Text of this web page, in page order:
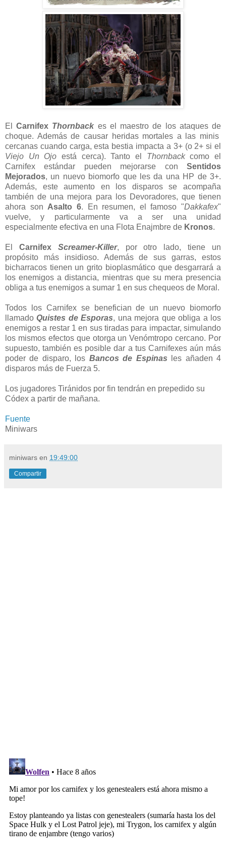
ElCarnifex Thornback es el maestro de los ataques de
choque. Además de causar heridas mortales a las minis
cercanas cuando carga, esta bestia impacta a 3+ (o 2+ si el
Viejo Un Ojo está cerca). Tanto el Thornbackcomo el
Carnifex estándar pueden mejorarse con Sentidos
Mejorados, un nuevo biomorfo que les da una HP de 3+.
Además, este aumento en los disparos se acompaña
también de una mejora para los Devoradores, que tienen
ahora son Asalto 6. En resumen, el famoso "Dakkafex"
vuelve, y particularmente va a ser una unidad
especialmente efectiva en una Flota Enajmbre de Kronos.
El Carnifex Screamer-Killer, por otro lado, tiene un
propósito más insidioso. Además de sus garras, estos
bicharracos tienen un grito bioplasmático que desgarrará a
los enemigos a distancia, mientras que su mera presencia
obliga a tus enemigos a sumar 1 en sus chequeos de Moral.
Todos los Carnifex se benefician de un nuevo biomorfo
llamadoQuistes de Esporas, una mejora que obliga a los
enemigos a restar 1 en sus tiradas para impactar, simulando
los mismos efectos que otorga un Venómtropo cercano. Por
supuesto, también es posible dar a tus Carnifexes aún más
poder de disparo, los Bancos de Espinas les añaden 4
disparos más de Fuerza 5.
Los jugadores Tiránidos por fin tendrán en prepedido su
Códex a partir de mañana.
Fuente
Miniwars
miniwars en 19:49:00
Compartir